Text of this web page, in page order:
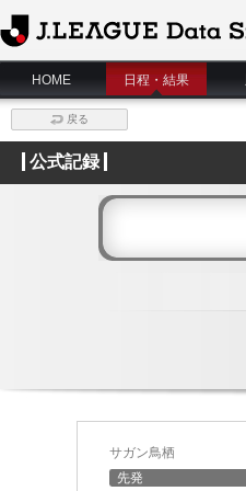
J.League Data Site
HOME
日程・結果
戻る
公式記録
サガン鳥栖
先発